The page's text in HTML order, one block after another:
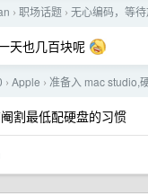
› 职场话题 › 无心编码，等
天也几百块呢
› Apple › 准备入 mac studio,
割最低配硬盘的习惯